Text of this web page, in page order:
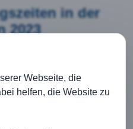
in der
2023
im Jagsttal
Webseite, die
helfen, die Website zu